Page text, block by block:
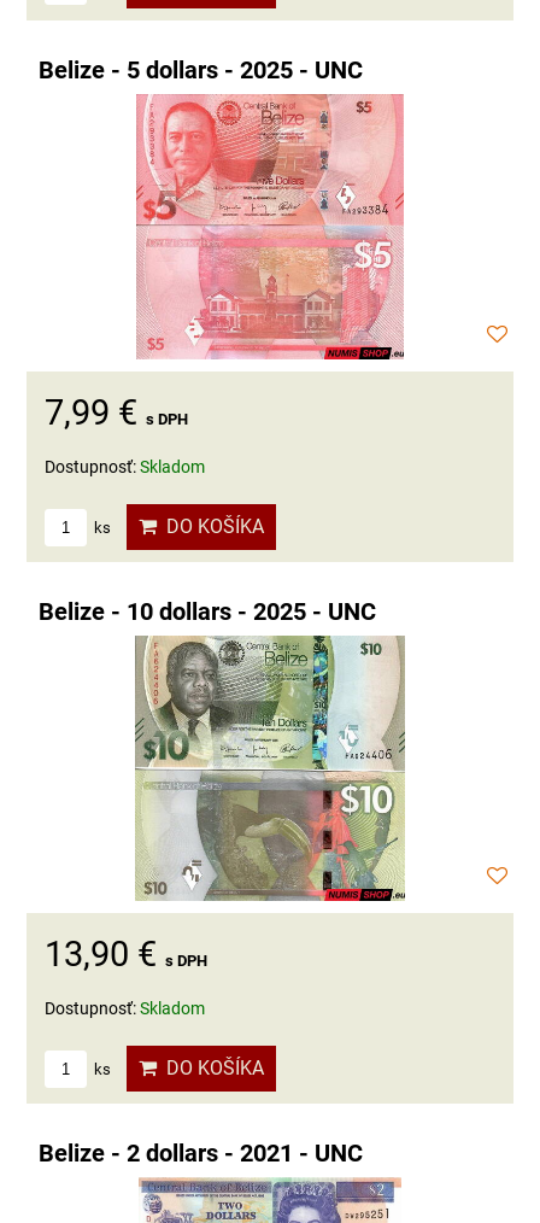
Belize - 5 dollars - 2025 - UNC
7,99 € s DPH
Dostupnosť:Skladom
ks DO KOŠÍKA
Belize - 10 dollars - 2025 - UNC
13,90 € s DPH
Dostupnosť:Skladom
ks DO KOŠÍKA
Belize - 2 dollars - 2021 - UNC